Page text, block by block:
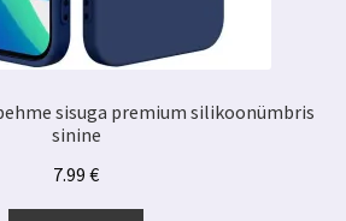
sisuga premium silikoonümbris
sinine
7.99 €